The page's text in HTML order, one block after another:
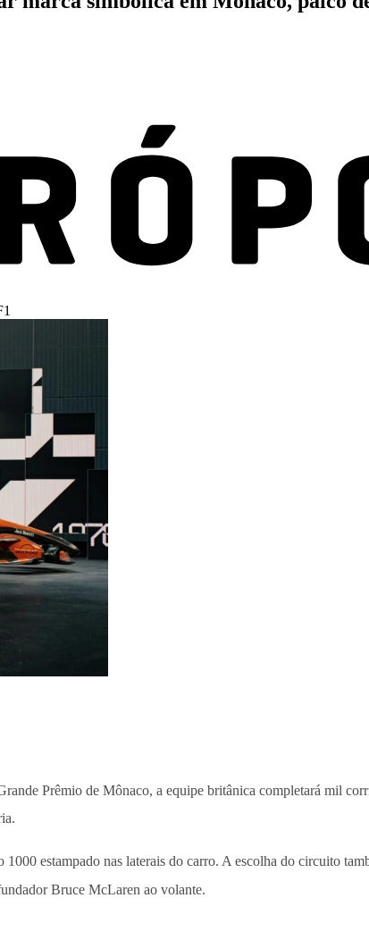
Prêmio de Mônaco, a equipe britânica completará mil
estampado nas laterais do carro. A escolha do circuito
Bruce McLaren ao volante.